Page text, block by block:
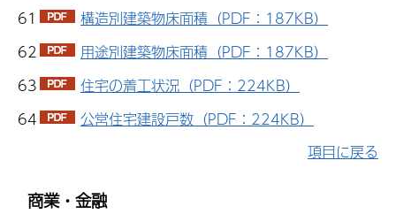
61
構造別建築物床面積（PDF：187KB）
62
用途別建築物床面積（PDF：187KB）
63
住宅の着工状況（PDF：224KB）
64
公営住宅建設戸数（PDF：224KB）
項目に戻る
商業・金融